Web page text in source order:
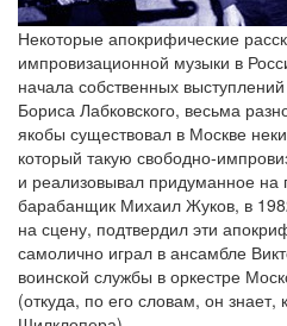
Некоторые апокрифические
импровизационной музыки в
начала собственных
Бориса Лабковского, весьма
якобы существовал в Москве
который такую свободно-
и реализовывал придуманное на
барабанщик Михаил Жуков, в
на сцену, подтвердил эти
самолично играл в ансамбле
воинской службы в оркестре
(откуда, по его словам, он знает,